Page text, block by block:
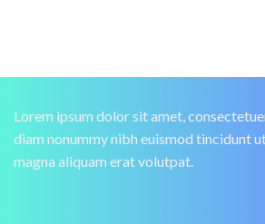
Lorem ipsum dolor sit amet,
diam nonummy nibh euismod tincidunt
magna aliquam erat volutpat.